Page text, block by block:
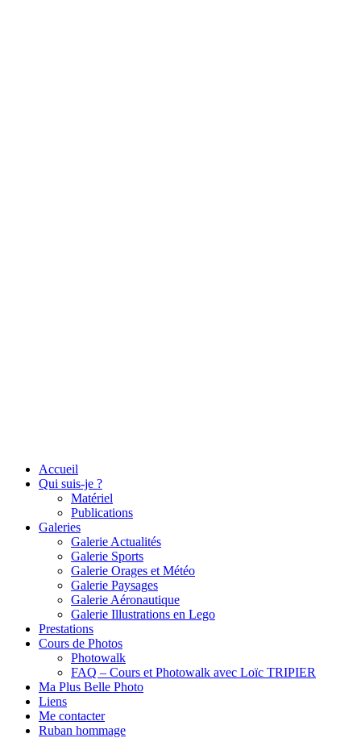
Accueil
Qui suis-je ?
Matériel
Publications
Galeries
Galerie Actualités
Galerie Sports
Galerie Orages et Météo
Galerie Paysages
Galerie Aéronautique
Galerie Illustrations en Lego
Prestations
Cours de Photos
Photowalk
FAQ – Cours et Photowalk avec Loïc TRIPIER
Ma Plus Belle Photo
Liens
Me contacter
Ruban hommage